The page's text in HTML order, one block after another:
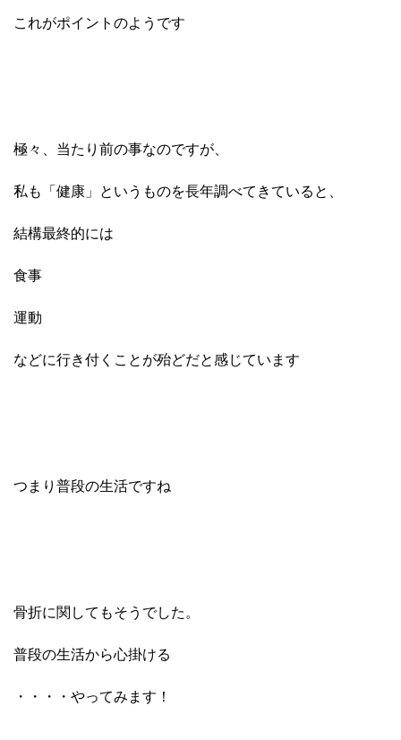
これがポイントのようです
極々、当たり前の事なのですが、
私も「健康」というものを長年調べてきていると、
結構最終的には
食事
運動
などに行き付くことが殆どだと感じています
つまり普段の生活ですね
骨折に関してもそうでした。
普段の生活から心掛ける
・・・・やってみます！